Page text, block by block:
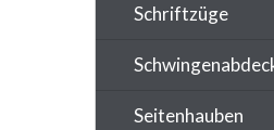
Schriftzüge
Seitenhauben